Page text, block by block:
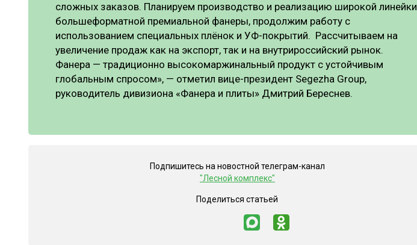
сложных заказов. Планируем производство и реализацию широкой линейки
большеформатной премиальной фанеры, продолжим работу с
использованием специальных плёнок и УФ-покрытий. Рассчитываем на
увеличение продаж как на экспорт, так и на внутрироссийский рынок.
Фанера — традиционно высокомаржинальный продукт с устойчивым
глобальным спросом», — отметил вице-президент Segezha Group,
руководитель дивизиона «Фанера и плиты» Дмитрий Береснев.
Подпишитесь на новостной телеграм-канал
"Лесной комплекс"
Поделиться статьей